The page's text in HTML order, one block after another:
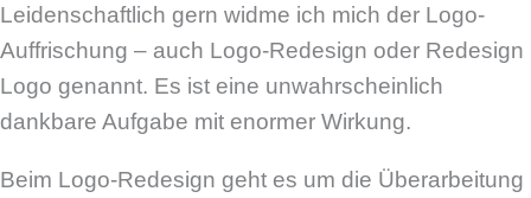
Leidenschaftlich gern widme ich mich der Logo-
Auffrischung – auch Logo-Redesign oder Redesign
Logo genannt. Es ist eine unwahrscheinlich
dankbare Aufgabe mit enormer Wirkung.
Beim Logo-Redesign geht es um die Überarbeitung